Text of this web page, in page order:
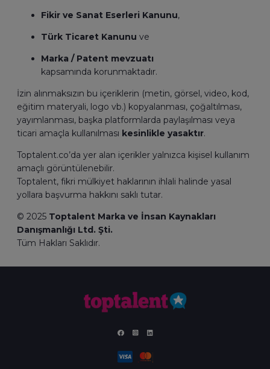
Fikir ve Sanat Eserleri Kanunu,
Türk Ticaret Kanunu ve
Marka / Patent mevzuatı
kapsamında korunmaktadır.
İzin alınmaksızın bu içeriklerin (metin, görsel, video, kod,
eğitim materyali, logo vb.) kopyalanması, çoğaltılması,
yayımlanması, başka platformlarda paylaşılması veya
ticari amaçla kullanılması kesinlikle yasaktır.
Toptalent.co’da yer alan içerikler yalnızca kişisel kullanım
amaçlı görüntülenebilir.
Toptalent, fikri mülkiyet haklarının ihlali halinde yasal
yollara başvurma hakkını saklı tutar.
© 2025 Toptalent Marka ve İnsan Kaynakları
Danışmanlığı Ltd. Şti.
Tüm Hakları Saklıdır.